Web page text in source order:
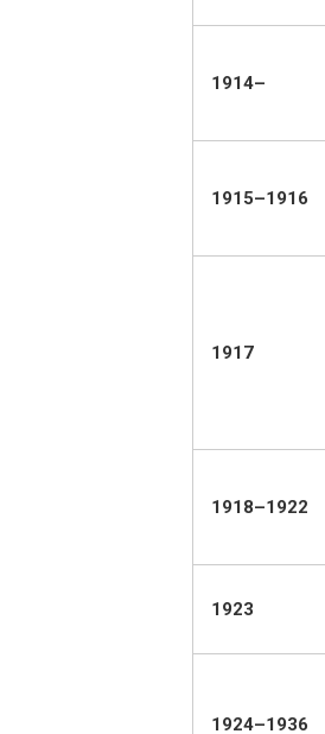
1914–
1915–1916
1917
1918–1922
1923
1924–1936